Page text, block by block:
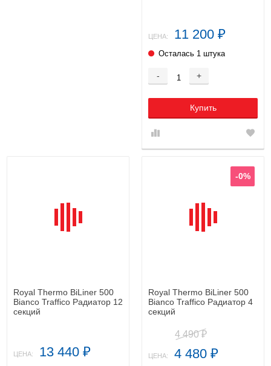
ЦЕНА: 11 200 ₽
Осталась 1 штука
- +
Купить
Royal Thermo BiLiner 500
Bianco Traffico Радиатор 12
секций
ЦЕНА: 13 440 ₽
-0%
Royal Thermo BiLiner 500
Bianco Traffico Радиатор 4
секций
4 490₽
ЦЕНА: 4 480 ₽